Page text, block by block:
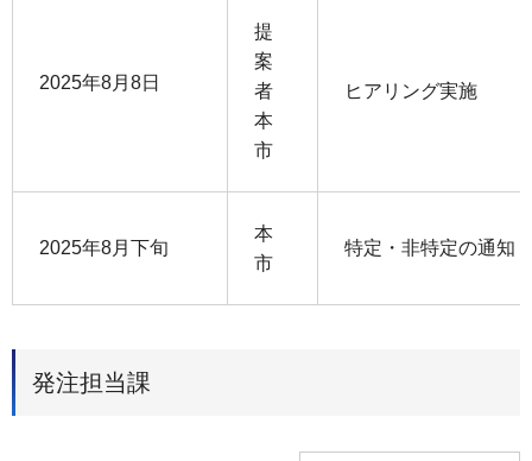
2025年8月8日
提
案
者
本
市
ヒアリング実施
2025年8月下旬
本
市
特定・非特定の通知
発注担当課